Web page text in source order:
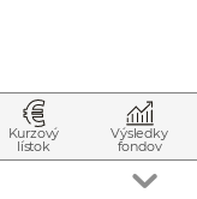
Kurzový
lístok
Výsledky
fondov